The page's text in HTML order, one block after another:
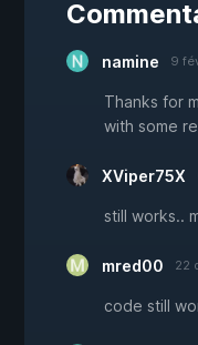
namine 9
Thanks for
with some
XViper75X
still works..
mred00 22
code still